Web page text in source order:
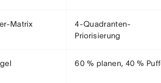
Matrix
4-Quadranten-
Priorisierung
60 % planen, 40 %